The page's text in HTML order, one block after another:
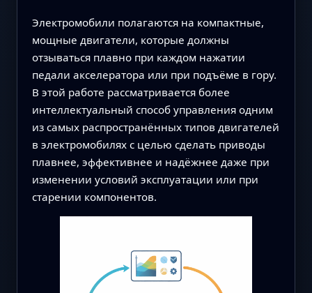
Электромобили полагаются на компактные,
мощные двигатели, которые должны
отзываться плавно при каждом нажатии
педали акселератора или при подъёме в гору.
В этой работе рассматривается более
интеллектуальный способ управления одним
из самых распространённых типов двигателей
в электромобилях с целью сделать приводы
плавнее, эффективнее и надёжнее даже при
изменении условий эксплуатации или при
старении компонентов.